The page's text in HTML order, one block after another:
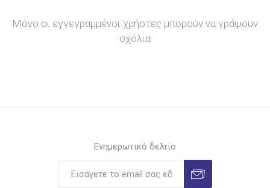
Μόνο οι εγγεγραμμένοι χρήστες μπορούν να γράψουν
σχόλια
Ενημερωτικό δελτίο